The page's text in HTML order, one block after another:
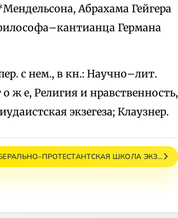
Абрахама Гейгера
Германа
с нем., в кн.: Научно–лит.
ж е, Религия и нравственность,
экзегеза; Клаузнер.
ШКОЛА ЭКЗ…